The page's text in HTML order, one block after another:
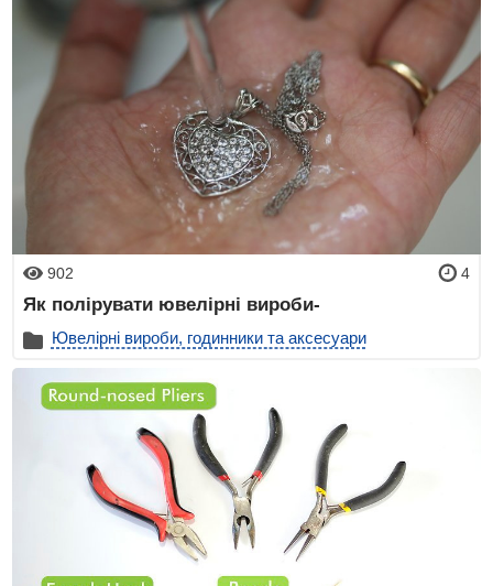
902 4
Як полірувати ювелірні вироби-
Ювелірні вироби, годинники та аксесуари